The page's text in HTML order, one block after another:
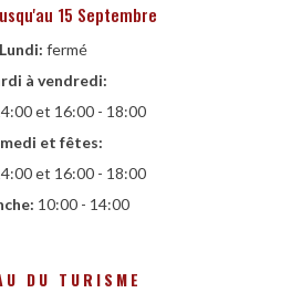
15 Septembre
Lundi: fermé
à vendredi:
et 16:00 - 18:00
et fêtes:
et 16:00 - 18:00
10:00 - 14:00
DU TURISME